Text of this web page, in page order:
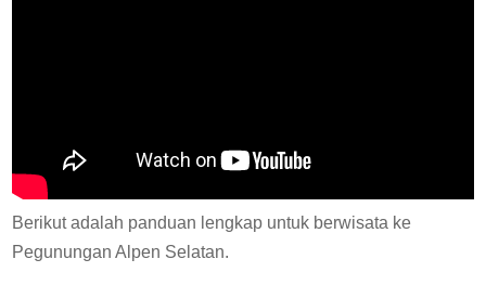
Berikut adalah panduan lengkap untuk berwisata ke
Pegunungan Alpen Selatan.